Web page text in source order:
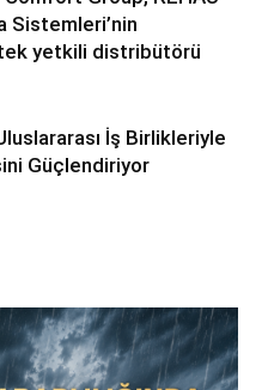
Sistemleri’nin
yetkili distribütörü
İş Birlikleriyle
Güçlendiriyor